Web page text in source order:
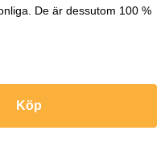
De är dessutom 100 %
Köp